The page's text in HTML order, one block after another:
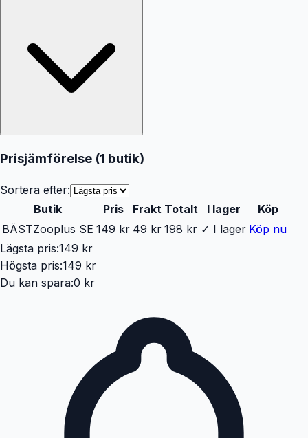
Prisjämförelse (1 butik)
Sortera efter:
Butik
Pris Frakt Totalt I lager
Köp
BÄSTZooplus SE 149 kr 49 kr 198 kr ✓ I lager Köp nu
Lägsta pris:149 kr
Högsta pris:149 kr
Du kan spara:0 kr